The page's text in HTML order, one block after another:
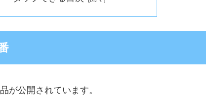
が公開されています。